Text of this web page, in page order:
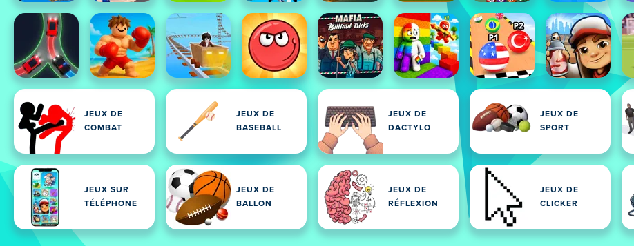
JEUX DE
COMBAT
JEUX DE
BASEBALL
JEUX DE
DACTYLO
JEUX DE
SPORT
JEUX SUR
TÉLÉPHONE
JEUX DE
BALLON
JEUX DE
RÉFLEXION
JEUX DE
CLICKER